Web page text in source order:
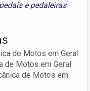
pedais e pedaleiras
de Motos em Geral
de Motos em Geral
de Motos em